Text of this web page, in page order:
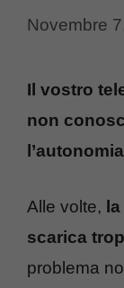
Novembre
Il vostro
non
Alle volte,
scarica
problema